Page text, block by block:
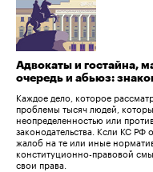
Адвокаты и гостайна,
очередь и абьюз:
Каждое дело, которое
проблемы тысяч людей,
неопределенностью или
законодательства. Ксли КС РФ
жалоб на те или иные
конституционно-правовой
свои права.